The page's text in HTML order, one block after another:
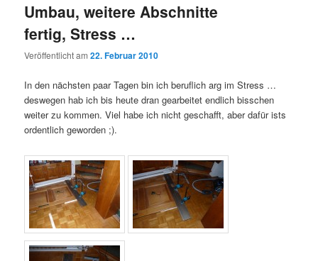
Umbau, weitere Abschnitte
fertig, Stress …
Veröffentlicht am22. Februar 2010
In den nächsten paar Tagen bin ich beruflich arg im Stress …
deswegen hab ich bis heute dran gearbeitet endlich bisschen
weiter zu kommen. Viel habe ich nicht geschafft, aber dafür ists
ordentlich geworden ;).